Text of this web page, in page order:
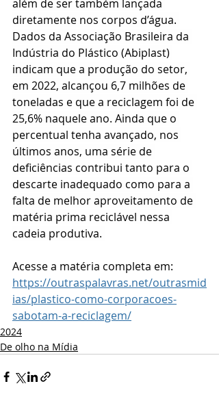
além de ser também lançada
diretamente nos corpos d’água.
Dados da Associação Brasileira da
Indústria do Plástico (Abiplast)
indicam que a produção do setor,
em 2022, alcançou 6,7 milhões de
toneladas e que a reciclagem foi de
25,6% naquele ano. Ainda que o
percentual tenha avançado, nos
últimos anos, uma série de
deficiências contribui tanto para o
descarte inadequado como para a
falta de melhor aproveitamento de
matéria prima reciclável nessa
cadeia produtiva.
Acesse a matéria completa em:
https://outraspalavras.net/outrasmid
ias/plastico-como-corporacoes-
sabotam-a-reciclagem/
2024
De olho na Mídia